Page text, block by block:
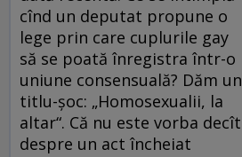
cînd un deputat propune o
lege prin care cuplurile gay
să se poată înregistra într-o
uniune consensuală? Dăm un
titlu-şoc: „Homosexualii, la
altar“. Că nu este vorba decît
despre un act încheiat